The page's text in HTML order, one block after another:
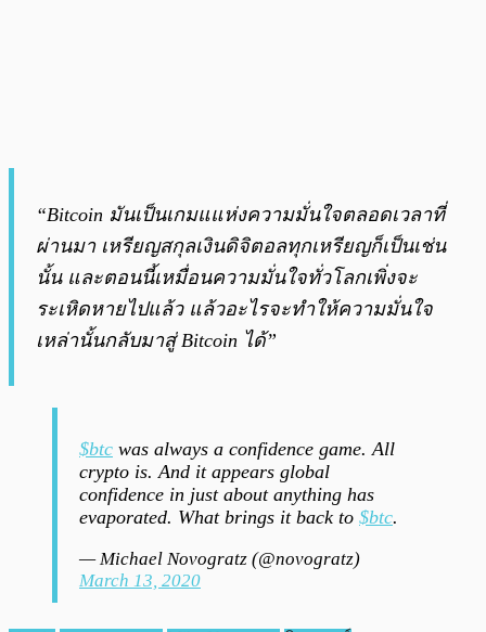
“Bitcoin มันเป็นเกมแแห่งความมั่นใจตลอดเวลาที่
ผ่านมา เหรียญสกุลเงินดิจิตอลทุกเหรียญก็เป็นเช่น
นั้น และตอนนี้เหมื่อนความมั่นใจทั่วโลกเพิ่งจะ
ระเหิดหายไปแล้ว แล้วอะไรจะทำให้ความมั่นใจ
เหล่านั้นกลับมาสู่ Bitcoin ได้”
$btc was always a confidence game. All
crypto is. And it appears global
confidence in just about anything has
evaporated. What brings it back to $btc.
— Michael Novogratz (@novogratz)
March 13, 2020